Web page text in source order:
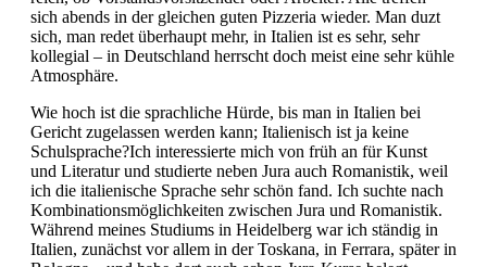
sich abends in der gleichen guten Pizzeria wieder. Man duzt
sich, man redet überhaupt mehr, in Italien ist es sehr, sehr
kollegial – in Deutschland herrscht doch meist eine sehr kühle
Atmosphäre.
Wie hoch ist die sprachliche Hürde, bis man in Italien bei
Gericht zugelassen werden kann; Italienisch ist ja keine
Schulsprache?Ich interessierte mich von früh an für Kunst
und Literatur und studierte neben Jura auch Romanistik, weil
ich die italienische Sprache sehr schön fand. Ich suchte nach
Kombinationsmöglichkeiten zwischen Jura und Romanistik.
Während meines Studiums in Heidelberg war ich ständig in
Italien, zunächst vor allem in der Toskana, in Ferrara, später in